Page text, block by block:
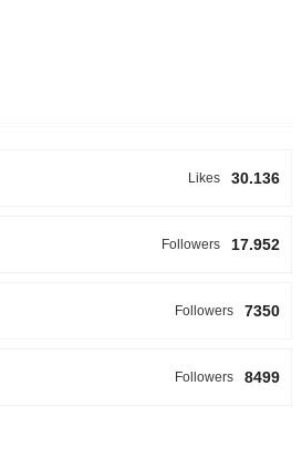
30.136
Likes
17.952
Followers
7350
Followers
8499
Followers